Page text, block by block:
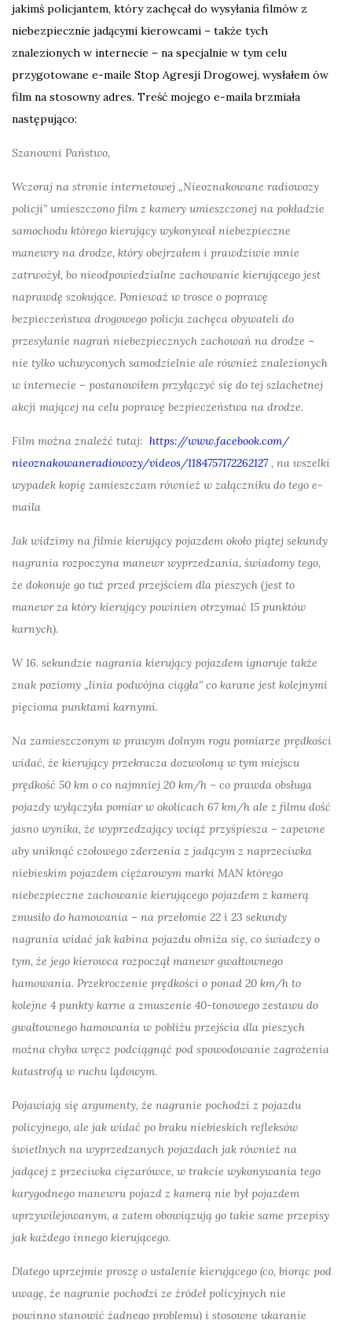
jakimś policjantem, który zachęcał do wysyłania filmów z
niebezpiecznie jadącymi kierowcami – także tych
znalezionych w internecie – na specjalnie w tym celu
przygotowane e-maile Stop Agresji Drogowej, wysłałem ów
film na stosowny adres. Treść mojego e-maila brzmiała
następująco:
Szanowni Państwo,
Wczoraj na stronie internetowej „Nieoznakowane radiowozy
policji” umieszczono film z kamery umieszczonej na pokładzie
samochodu którego kierujący wykonywał niebezpieczne
manewry na drodze, który obejrzałem i prawdziwie mnie
zatrwożył, bo nieodpowiedzialne zachowanie kierującego jest
naprawdę szokujące. Ponieważ w trosce o poprawę
bezpieczeństwa drogowego policja zachęca obywateli do
przesyłanie nagrań niebezpiecznych zachowań na drodze –
nie tylko uchwyconych samodzielnie ale również znalezionych
w internecie – postanowiłem przyłączyć się do tej szlachetnej
akcji mającej na celu poprawę bezpieczeństwa na drodze.
Film można znaleźć tutaj: https://www.facebook.com/
nieoznakowaneradiowozy/videos/1184757172262127, na wszelki
wypadek kopię zamieszczam również w załączniku do tego e-
maila
Jak widzimy na filmie kierujący pojazdem około piątej sekundy
nagrania rozpoczyna manewr wyprzedzania, świadomy tego,
że dokonuje go tuż przed przejściem dla pieszych (jest to
manewr za który kierujący powinien otrzymać 15 punktów
karnych).
W 16. sekundzie nagrania kierujący pojazdem ignoruje także
znak poziomy „linia podwójna ciągła” co karane jest kolejnymi
pięcioma punktami karnymi.
Na zamieszczonym w prawym dolnym rogu pomiarze prędkości
widać, że kierujący przekracza dozwoloną w tym miejscu
prędkość 50 km o co najmniej 20 km/h – co prawda obsługa
pojazdy wyłączyła pomiar w okolicach 67 km/h ale z filmu dość
jasno wynika, że wyprzedzający wciąż przyśpiesza – zapewne
aby uniknąć czołowego zderzenia z jadącym z naprzeciwka
niebieskim pojazdem ciężarowym marki MAN którego
niebezpieczne zachowanie kierującego pojazdem z kamerą
zmusiło do hamowania – na przełomie 22 i 23 sekundy
nagrania widać jak kabina pojazdu obniża się, co świadczy o
tym, że jego kierowca rozpoczął manewr gwałtownego
hamowania. Przekroczenie prędkości o ponad 20 km/h to
kolejne 4 punkty karne a zmuszenie 40-tonowego zestawu do
gwałtownego hamowania w pobliżu przejścia dla pieszych
można chyba wręcz podciągnąć pod spowodowanie zagrożenia
katastrofą w ruchu lądowym.
Pojawiają się argumenty, że nagranie pochodzi z pojazdu
policyjnego, ale jak widać po braku niebieskich refleksów
świetlnych na wyprzedzanych pojazdach jak również na
jadącej z przeciwka cięzarówce, w trakcie wykonywania tego
karygodnego manewru pojazd z kamerą nie był pojazdem
uprzywilejowanym, a zatem obowiązują go takie same przepisy
jak każdego innego kierującego.
Dlatego uprzejmie proszę o ustalenie kierującego (co, biorąc pod
uwagę, że nagranie pochodzi ze źródeł policyjnych nie
powinno stanowić żadnego problemu) i stosowne ukaranie